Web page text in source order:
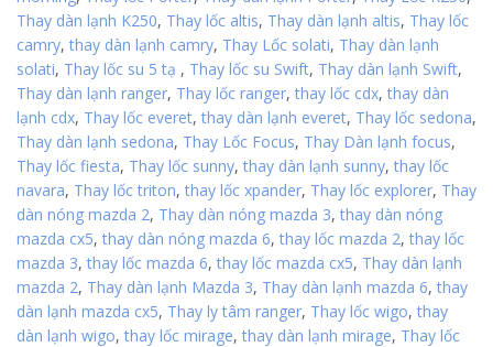
Thay dàn lạnh K250, Thay lốc altis, Thay dàn lạnh altis, Thay lốc
camry, thay dàn lạnh camry, Thay Lốc solati, Thay dàn lạnh
solati, Thay lốc su 5 tạ , Thay lốc su Swift, Thay dàn lạnh Swift,
Thay dàn lạnh ranger, Thay lốc ranger, thay lốc cdx, thay dàn
lạnh cdx, Thay lốc everet, thay dàn lạnh everet, Thay lốc sedona,
Thay dàn lạnh sedona, Thay Lốc Focus, Thay Dàn lạnh focus,
Thay lốc fiesta, Thay lốc sunny, thay dàn lạnh sunny, thay lốc
navara, Thay lốc triton, thay lốc xpander, Thay lốc explorer, Thay
dàn nóng mazda 2, Thay dàn nóng mazda 3, thay dàn nóng
mazda cx5, thay dàn nóng mazda 6, thay lốc mazda 2, thay lốc
mazda 3, thay lốc mazda 6, thay lốc mazda cx5, Thay dàn lạnh
mazda 2, Thay dàn lạnh Mazda 3, Thay dàn lạnh mazda 6, thay
dàn lạnh mazda cx5, Thay ly tâm ranger, Thay lốc wigo, thay
dàn lạnh wigo, thay lốc mirage, thay dàn lạnh mirage, Thay lốc